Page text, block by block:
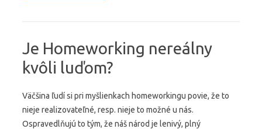
Je Homeworking nereálny
kvôli luďom?
Väčšina ľudí si pri myšlienkach homeworkingu povie, že to
nieje realizovateľné, resp. nieje to možné u nás.
Ospravedlňujú to tým, že náš národ je lenivý, plný